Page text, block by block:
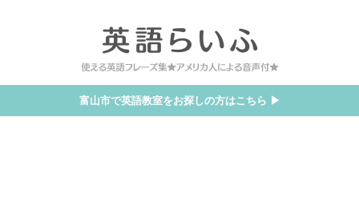
富山市で英語教室をお探しの方はこちら ▶